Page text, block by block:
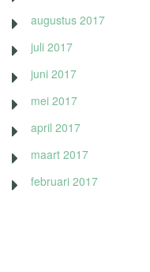
augustus 2017
juli 2017
juni 2017
mei 2017
april 2017
maart 2017
februari 2017